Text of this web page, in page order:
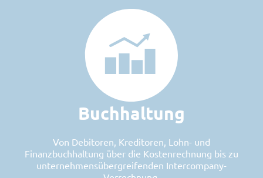
Buchhaltung
Von Debitoren, Kreditoren, Lohn- und
Finanzbuchhaltung über die Kostenrechnung bis zu
unternehmensübergreifenden Intercompany-